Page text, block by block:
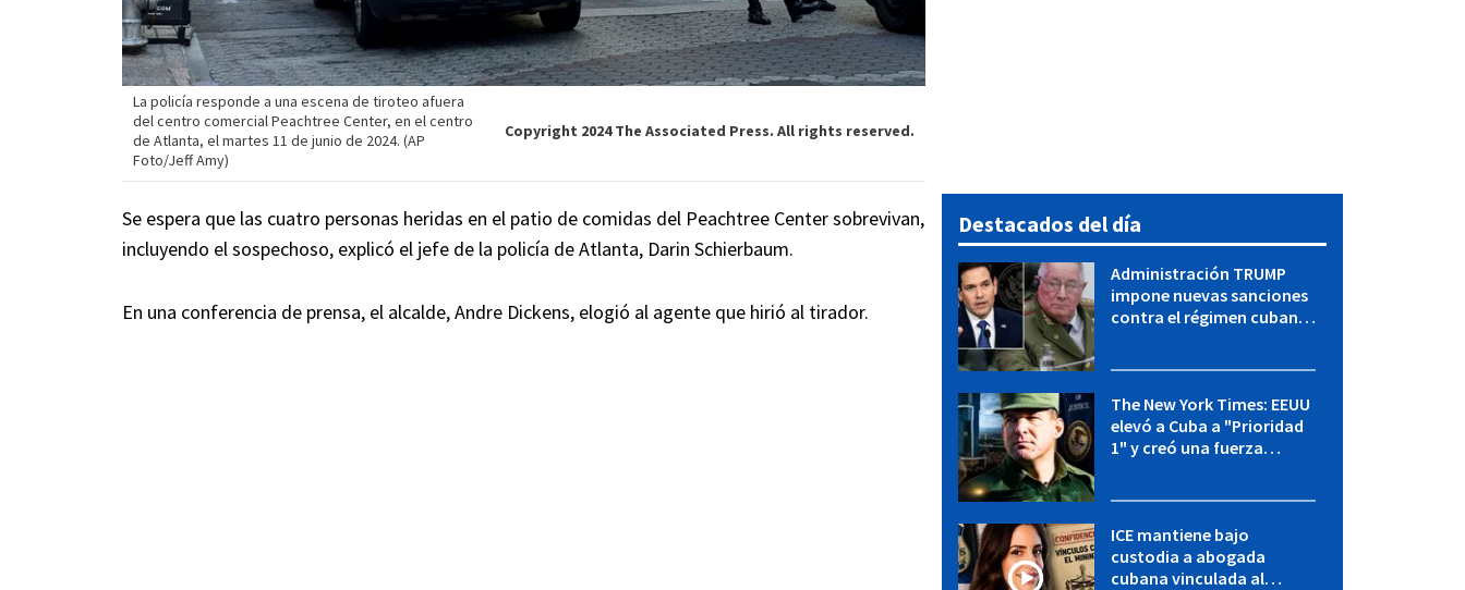
La policía responde a una escena de tiroteo afuera
del centro comercial Peachtree Center, en el centro
de Atlanta, el martes 11 de junio de 2024. (AP
Foto/Jeff Amy)
Copyright 2024 The Associated Press. All rights reserved.
Se espera que las cuatro personas heridas en el patio de comidas del Peachtree Center sobrevivan,
incluyendo el sospechoso, explicó el jefe de la policía de Atlanta, Darin Schierbaum.
En una conferencia de prensa, el alcalde, Andre Dickens, elogió al agente que hirió al tirador.
Destacados del día
Administración TRUMP
impone nuevas sanciones
contra el régimen cubano:
The New York Times: EEUU
elevó a Cuba a "Prioridad
1" y creó una fuerza
ICE mantiene bajo
custodia a abogada
cubana vinculada al